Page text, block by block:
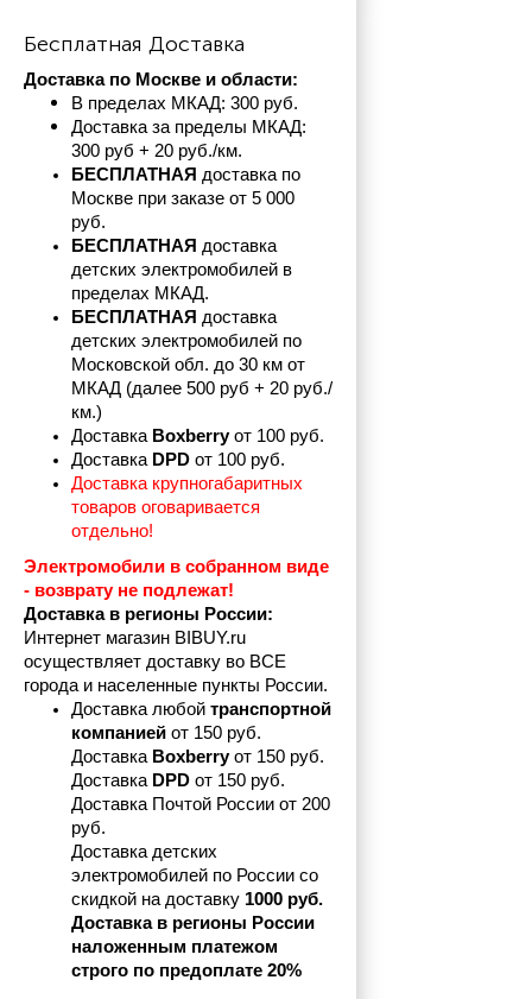
Бесплатная Доставка
Доставка по Москве и области:
В пределах МКАД: 300 руб.
Доставка за пределы МКАД:
300 руб + 20 руб./км.
БЕСПЛАТНАЯ доставка по
Москве при заказе от 5 000
руб.
БЕСПЛАТНАЯ доставка
детских электромобилей в
пределах МКАД.
БЕСПЛАТНАЯ доставка
детских электромобилей по
Московской обл. до 30 км от
МКАД (далее 500 руб + 20 руб./
км.)
Доставка Boxberry от 100 руб.
Доставка DPD от 100 руб.
Доставка крупногабаритных
товаров оговаривается
отдельно!
Электромобили в собранном виде
- возврату не подлежат!
Доставка в регионы России:
Интернет магазин BIBUY.ru
осуществляет доставку во ВСЕ
города и населенные пункты России.
Доставка любой транспортной
компанией от 150 руб.
Доставка Boxberry от 150 руб.
Доставка DPD от 150 руб.
Доставка Почтой России от 200
руб.
Доставка детских
электромобилей по России со
скидкой на доставку 1000 руб.
Доставка в регионы России
наложенным платежом
строго по предоплате 20%